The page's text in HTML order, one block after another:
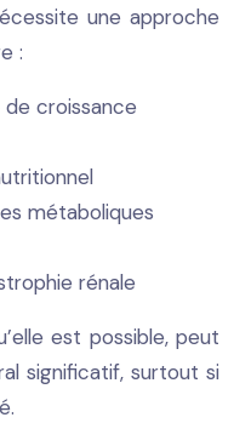
une approche
:
croissance
métaboliques
rénale
est possible, peut
significatif, surtout si